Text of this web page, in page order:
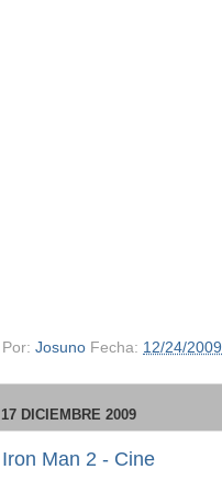
Por: Josuno Fecha: 12/24/2009
17 DICIEMBRE 2009
Iron Man 2 - Cine